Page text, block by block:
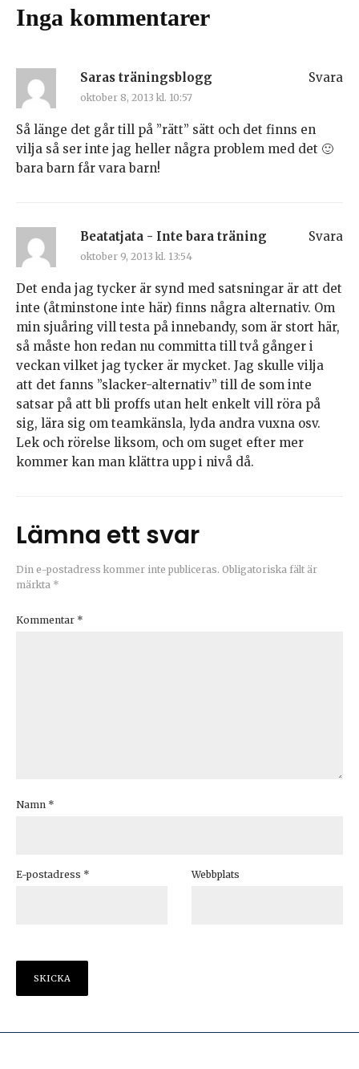
Inga kommentarer
Saras träningsblogg
oktober 8, 2013 kl. 10:57
Så länge det går till på ”rätt” sätt och det finns en
vilja så ser inte jag heller några problem med det 🙂
bara barn får vara barn!
Svara
Beatatjata - Inte bara träning
oktober 9, 2013 kl. 13:54
Det enda jag tycker är synd med satsningar är att det
inte (åtminstone inte här) finns några alternativ. Om
min sjuåring vill testa på innebandy, som är stort här,
så måste hon redan nu committa till två gånger i
veckan vilket jag tycker är mycket. Jag skulle vilja
att det fanns ”slacker-alternativ” till de som inte
satsar på att bli proffs utan helt enkelt vill röra på
sig, lära sig om teamkänsla, lyda andra vuxna osv.
Lek och rörelse liksom, och om suget efter mer
kommer kan man klättra upp i nivå då.
Svara
Lämna ett svar
Din e-postadress kommer inte publiceras. Obligatoriska fält är
märkta *
Kommentar *
Namn *
E-postadress * Webbplats